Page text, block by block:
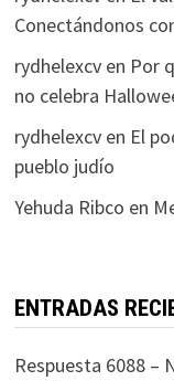
Conectándonos
rydhelexcven Por
no celebra
rydhelexcven El
pueblo judío
Yehuda Ribco en
ENTRADAS
Respuesta 6088 –